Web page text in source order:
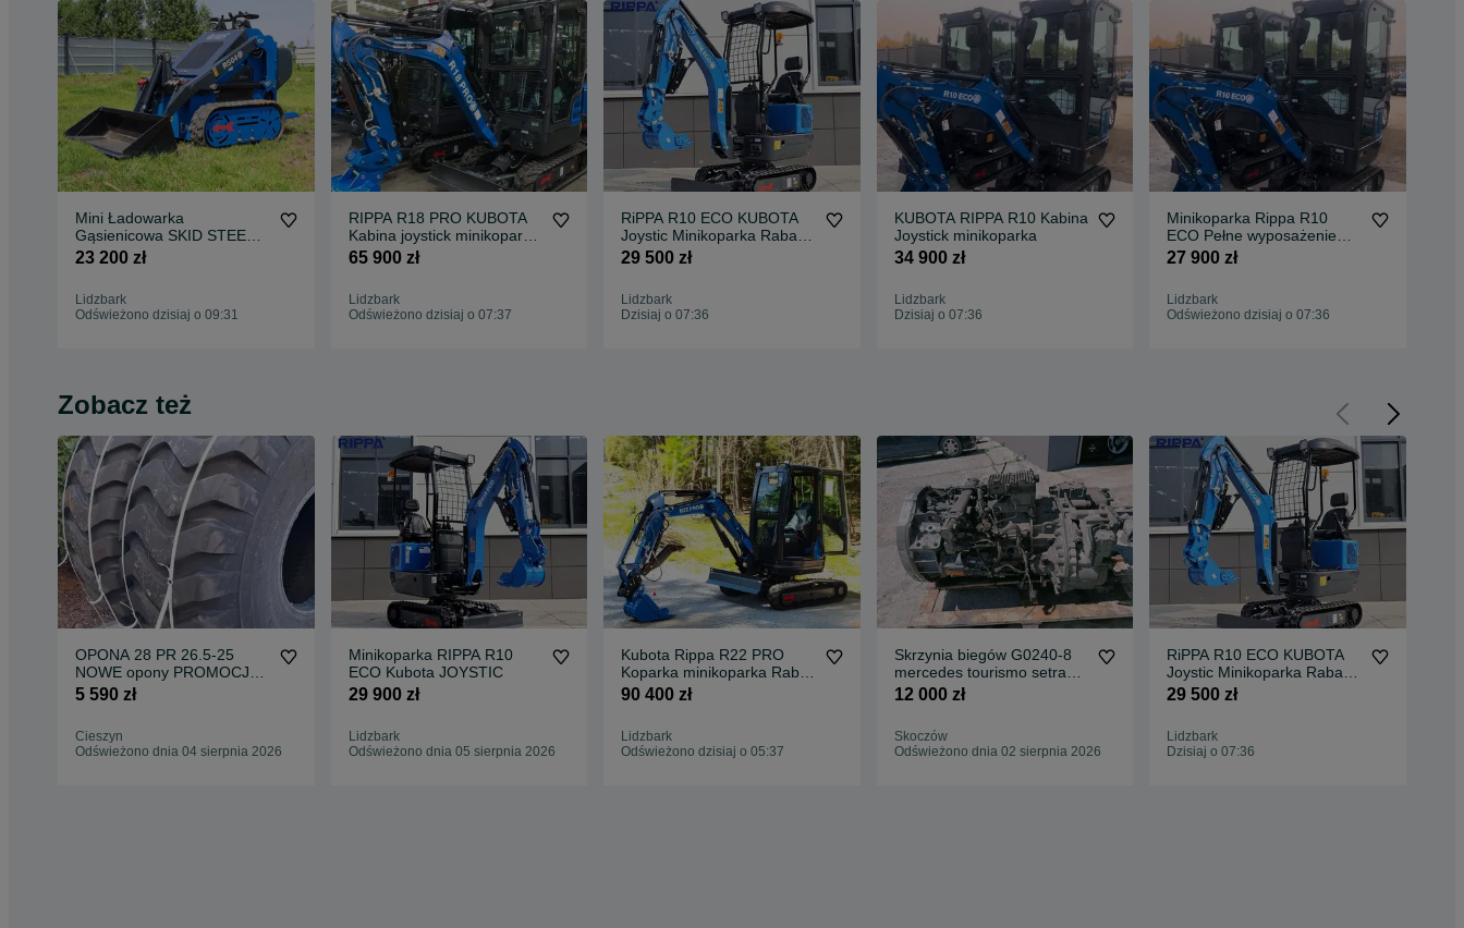
Mini Ładowarka
Gąsienicowa SKID STEER
RIPPA KUBOTA RS04
23 200 zł
Lidzbark
Odświeżono dzisiaj o 09:31
RIPPA R18 PRO KUBOTA
Kabina joystick minikoparka
RABAT DO 15%
65 900 zł
Lidzbark
Odświeżono dzisiaj o 07:37
RiPPA R10 ECO KUBOTA
Joystic Minikoparka Rabat
do 15%
29 500 zł
Lidzbark
Dzisiaj o 07:36
KUBOTA RIPPA R10 Kabina
Joystick minikoparka
34 900 zł
Lidzbark
Dzisiaj o 07:36
Minikoparka Rippa R10
ECO Pełne wyposażenie
Joystick
27 900 zł
Lidzbark
Odświeżono dzisiaj o 07:36
Zobacz też
OPONA 28 PR 26.5-25
NOWE opony PROMOCJA
26.5R25 Ładowarka Brutto
5 590 zł
Cieszyn
Odświeżono dnia 04 sierpnia 2026
Minikoparka RIPPA R10
ECO Kubota JOYSTIC
29 900 zł
Lidzbark
Odświeżono dnia 05 sierpnia 2026
Kubota Rippa R22 PRO
Koparka minikoparka Rabat
do 15%
90 400 zł
Lidzbark
Odświeżono dzisiaj o 05:37
Skrzynia biegów G0240-8
mercedes tourismo setra
gwarancja 24 miesiące
12 000 zł
Skoczów
Odświeżono dnia 02 sierpnia 2026
RiPPA R10 ECO KUBOTA
Joystic Minikoparka Rabat
do 15%
29 500 zł
Lidzbark
Dzisiaj o 07:36